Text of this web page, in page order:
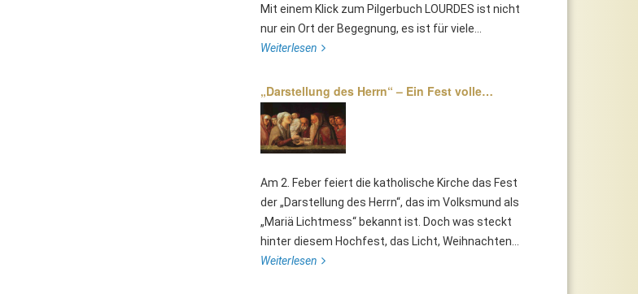
Mit einem Klick zum Pilgerbuch LOURDES ist nicht
nur ein Ort der Begegnung, es ist für viele...
Weiterlesen
„Darstellung des Herrn“ – Ein Fest volle…
Am 2. Feber feiert die katholische Kirche das Fest
der „Darstellung des Herrn“, das im Volksmund als
„Mariä Lichtmess“ bekannt ist. Doch was steckt
hinter diesem Hochfest, das Licht, Weihnachten...
Weiterlesen